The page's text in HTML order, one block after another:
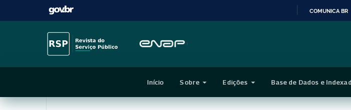
COMUNICA BR
Início Sobre Edições Base de Dados e